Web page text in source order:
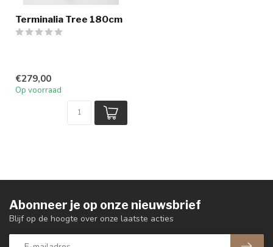
Terminalia Tree 180cm
€279,00
Op voorraad
Abonneer je op onze nieuwsbrief
Blijf op de hoogte over onze laatste acties